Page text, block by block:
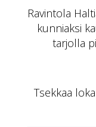
Ravintola
kunniaksi
tarjolla
Tsekkaa